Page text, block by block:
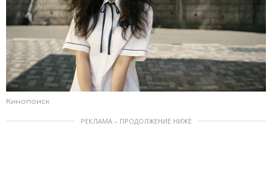
Кинопоиск
РЕКЛАМА – ПРОДОЛЖЕНИЕ НИЖЕ